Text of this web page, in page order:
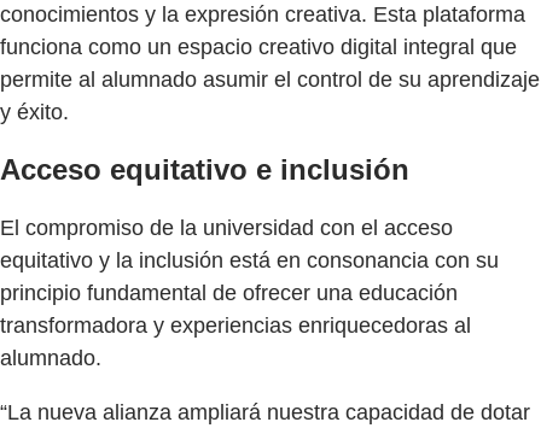
conocimientos y la expresión creativa. Esta plataforma
funciona como un espacio creativo digital integral que
permite al alumnado asumir el control de su aprendizaje
y éxito.
Acceso equitativo e inclusión
El compromiso de la universidad con el acceso
equitativo y la inclusión está en consonancia con su
principio fundamental de ofrecer una educación
transformadora y experiencias enriquecedoras al
alumnado.
“La nueva alianza ampliará nuestra capacidad de dotar